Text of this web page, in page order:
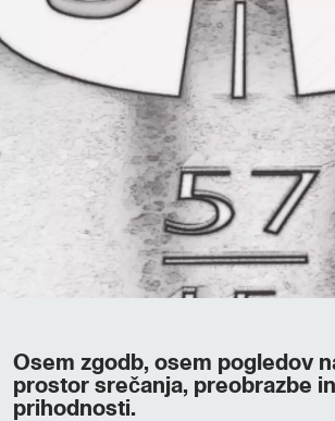
Osem zgodb, osem pogledov
prostor srečanja, preobrazbe
prihodnosti.